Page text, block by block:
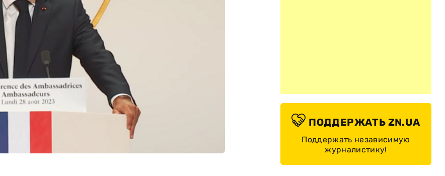
ПОДДЕРЖАТЬ ZN.UA
Поддержать независимую
журналистику!